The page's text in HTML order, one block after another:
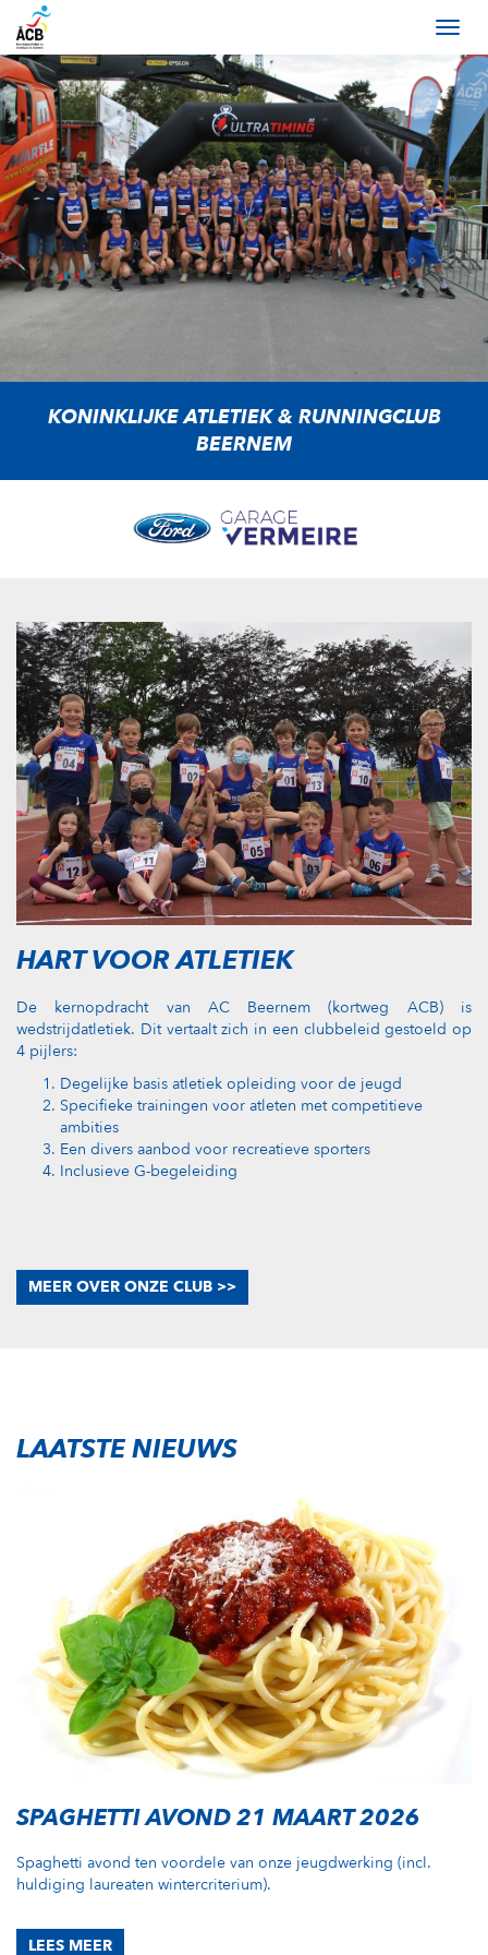
KONINKLIJKE ATLETIEK & RUNNINGCLUB
BEERNEM
HART VOOR ATLETIEK
De kernopdracht van AC Beernem (kortweg ACB) is
wedstrijdatletiek. Dit vertaalt zich in een clubbeleid gestoeld op
4 pijlers:
Degelijke basis atletiek opleiding voor de jeugd
Specifieke trainingen voor atleten met competitieve
ambities
Een divers aanbod voor recreatieve sporters
Inclusieve G-begeleiding
MEER OVER ONZE CLUB >>
LAATSTE NIEUWS
SPAGHETTI AVOND 21 MAART 2026
Spaghetti avond ten voordele van onze jeugdwerking (incl.
huldiging laureaten wintercriterium).
LEES MEER